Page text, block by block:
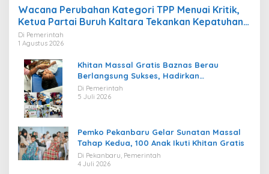
Wacana Perubahan Kategori TPP Menuai Kritik,
Ketua Partai Buruh Kaltara Tekankan Kepatuhan
Regulasi
Di Pemerintah
1 Agustus 2026
Khitan Massal Gratis Baznas Berau
Berlangsung Sukses, Hadirkan
Kebahagiaan bagi Puluhan Anak
Di Pemerintah
5 Juli 2026
Pemko Pekanbaru Gelar Sunatan Massal
Tahap Kedua, 100 Anak Ikuti Khitan Gratis
Di Pekanbaru, Pemerintah
4 Juli 2026